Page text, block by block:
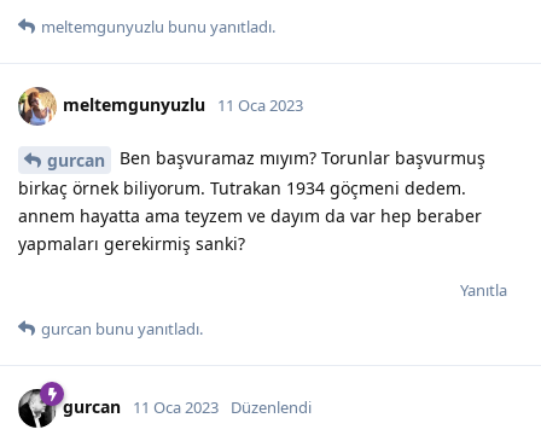
meltemgunyuzlu bunu yanıtladı.
meltemgunyuzlu 11 Oca 2023
gurcan
Ben başvuramaz mıyım? Torunlar başvurmuş
birkaç örnek biliyorum. Tutrakan 1934 göçmeni dedem.
annem hayatta ama teyzem ve dayım da var hep beraber
yapmaları gerekirmiş sanki?
Yanıtla
gurcan bunu yanıtladı.
gurcan 11 Oca 2023 Düzenlendi